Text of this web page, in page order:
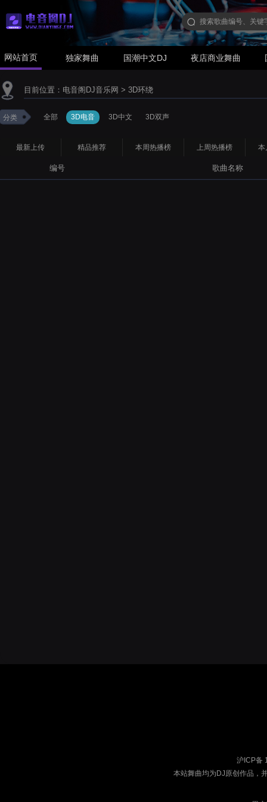
网站首页 独家舞曲 国潮中文DJ 夜店商业舞曲
目前位置： 电音阁DJ音乐网 > 3D环绕
分类 全部 3D电音 3D中文 3D双声
最新上传 精品推荐 本周热播榜 上周热播榜 本
编号 歌曲名称
沪ICP备
本站舞曲均为DJ原创作品，